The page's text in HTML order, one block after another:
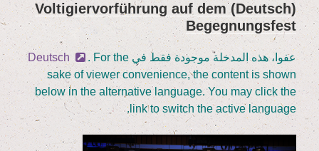
نُشر
في
(Deutsch) Vol­ti­gier­vor­füh­rung auf dem
Begegnungsfest
عفوا، هذه المدخلة موجودة فقط في Deutsch
. For the
sake of view­er con­ve­ni­ence, the con­tent is shown
below in the alter­na­ti­ve lan­guage. You may click the
link to switch the acti­ve language.